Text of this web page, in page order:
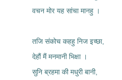
वचन मोर यह सांचा मानहु ।
तजि संकोच कहहु निज इच्छा,
देहौं मैं मनमानी भिक्षा ।
सुनि ब्रहमा की मधुरी बानी,